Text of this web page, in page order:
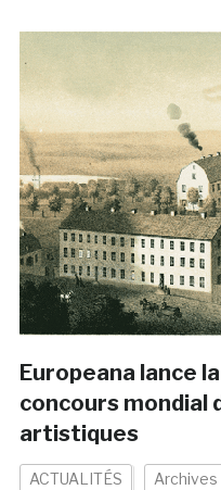
Europeana lance
concours mondial
artistiques
ACTUALITÉS Archives